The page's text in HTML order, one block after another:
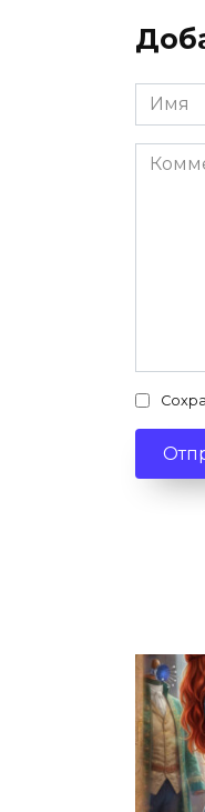
Имя
*